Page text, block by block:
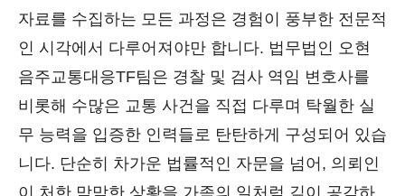
자료를 수집하는 모든 과정은 경험이 풍부한 전문적
인 시각에서 다루어져야만 합니다. 법무법인 오현
음주교통대응TF팀은 경찰 및 검사 역임 변호사를
비롯해 수많은 교통 사건을 직접 다루며 탁월한 실
무 능력을 입증한 인력들로 탄탄하게 구성되어 있습
니다. 단순히 차가운 법률적인 자문을 넘어, 의뢰인
이 처한 막막한 상황을 가족의 일처럼 깊이 공감하